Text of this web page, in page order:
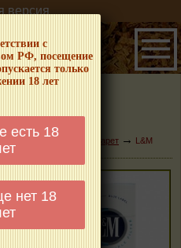
с
РФ, посещение
только
18 лет
есть 18
нет 18
версия
→ Энциклопедия сигарет → L&M